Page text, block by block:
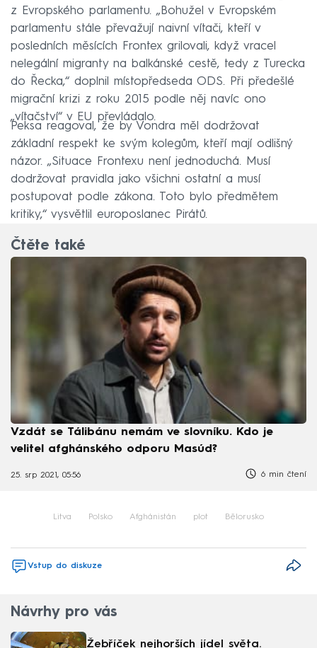
z Evropského parlamentu. „Bohužel v Evropském
parlamentu stále převažují naivní vítači, kteří v
posledních měsících Frontex grilovali, když vracel
nelegální migranty na balkánské cestě, tedy z Turecka
do Řecka,“ doplnil místopředseda ODS. Při předešlé
migrační krizi z roku 2015 podle něj navíc ono
„vítačství“ v EU převládalo.
Peksa reagoval, že by Vondra měl dodržovat
základní respekt ke svým kolegům, kteří mají odlišný
názor. „Situace Frontexu není jednoduchá. Musí
dodržovat pravidla jako všichni ostatní a musí
postupovat podle zákona. Toto bylo předmětem
kritiky,“ vysvětlil europoslanec Pirátů.
Čtěte také
Vzdát se Tálibánu nemám ve slovníku. Kdo je
velitel afghánského odporu Masúd?
25. srp 2021, 05:56 6 min čtení
Litva Polsko Afghánistán plot Bělorusko
Vstup do diskuze
Návrhy pro vás
Žebříček nejhorších jídel světa.